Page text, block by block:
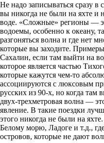
Не надо записываться сразу
вы никогда не были на яхте и
воде. «Сложные» регионы —
водоемы, особенно к океану,
разгоняться волна и где нет
которые вы заходите.
Сахалин, если там выйти на
которое является частью
которые кажутся чем-то
ассоциируются с люксовым
русских из 90-х, но когда там
двух-трехметровая волна —
явление. В такие поездки
этого никогда не были на
Белому морю, Ладоге и т.д.,
островов, которые не дают